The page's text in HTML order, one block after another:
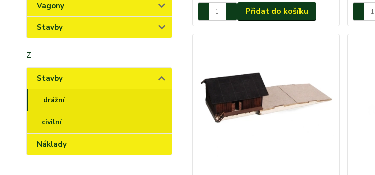
Vagony
Stavby
Z
Stavby
drážní
civilní
Náklady
Přidat do košíku